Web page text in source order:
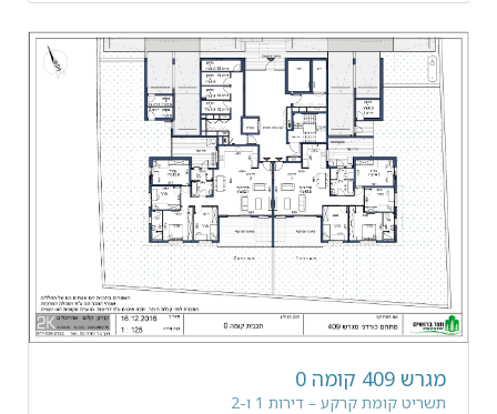
מגרש 409 קומה 0
תשריט קומת קרקע – דירות 1 ו-2